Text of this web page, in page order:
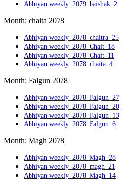
Abhiyan weekly_2079_baishak_2
Month: chaita 2078
Abhiyan weekly_2078_chaitra_25
Abhiyan weekly_2078_Chait_18
Abhiyan weekly_2078_Chait_11
Abhiyan weekly_2078_chaita_4
Month: Falgun 2078
Abhiyan weekly_2078_Falgun_27
Abhiyan weekly_2078_Falgun_20
Abhiyan weekly_2078_Falgun_13
Abhiyan weekly_2078_Falgun_6
Month: Magh 2078
Abhiyan weekly_2078_Magh_28
Abhiyan weekly_2078_magh_21
Abhiyan weekly_2078_Magh_14